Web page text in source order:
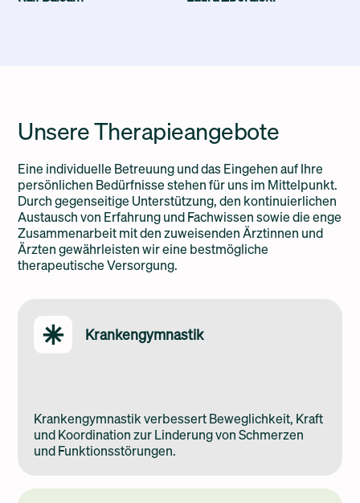
Unsere Therapieangebote
Eine individuelle Betreuung und das Eingehen auf Ihre
persönlichen Bedürfnisse stehen für uns im Mittelpunkt.
Durch gegenseitige Unterstützung, den kontinuierlichen
Austausch von Erfahrung und Fachwissen sowie die enge
Zusammenarbeit mit den zuweisenden Ärztinnen und
Ärzten gewährleisten wir eine bestmögliche
therapeutische Versorgung.
Krankengymnastik
Krankengymnastik verbessert Beweglichkeit, Kraft
und Koordination zur Linderung von Schmerzen
und Funktionsstörungen.